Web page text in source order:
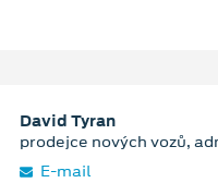
David Tyran
prodejce nových vozů,
E‑mail